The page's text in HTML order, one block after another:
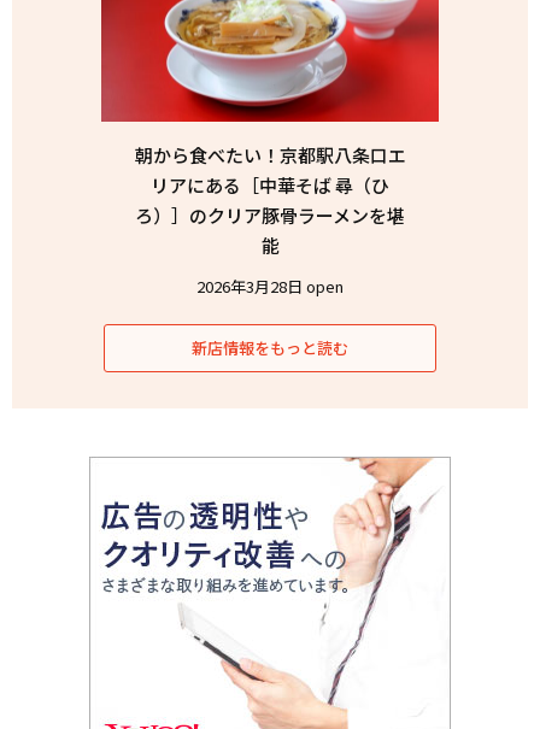
朝から食べたい！京都駅八条口エ
リアにある［中華そば 尋（ひ
ろ）］のクリア豚骨ラーメンを堪
能
2026年3月28日 open
新店情報をもっと読む